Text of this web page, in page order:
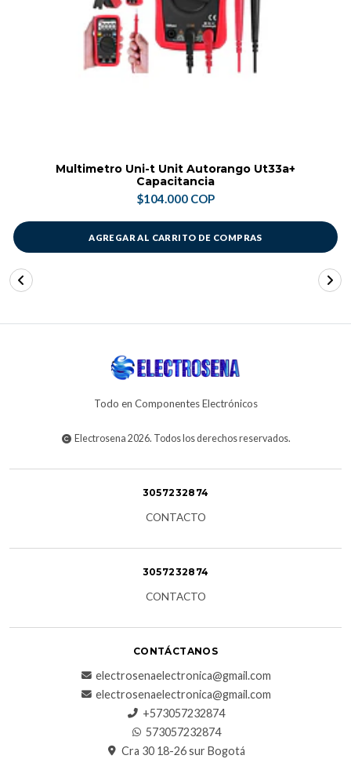
Multimetro Uni-t Unit Autorango Ut33a+
Capacitancia
$104.000 COP
AGREGAR AL CARRITO DE COMPRAS
Todo en Componentes Electrónicos
Electrosena 2026. Todos los derechos reservados.
3057232874
CONTACTO
3057232874
CONTACTO
CONTÁCTANOS
electrosenaelectronica@gmail.com
electrosenaelectronica@gmail.com
+573057232874
573057232874
Cra 30 18-26 sur Bogotá